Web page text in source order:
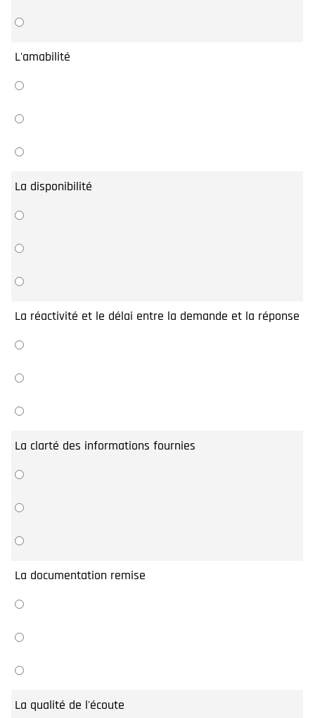
L'amabilité
La disponibilité
La réactivité et le délai entre la demande et la réponse
La clarté des informations fournies
La documentation remise
La qualité de l'écoute